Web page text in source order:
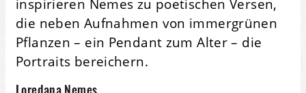
inspirieren Nemes zu poetischen Versen,
die neben Aufnahmen von immergrünen
Pflanzen – ein Pendant zum Alter – die
Portraits bereichern.